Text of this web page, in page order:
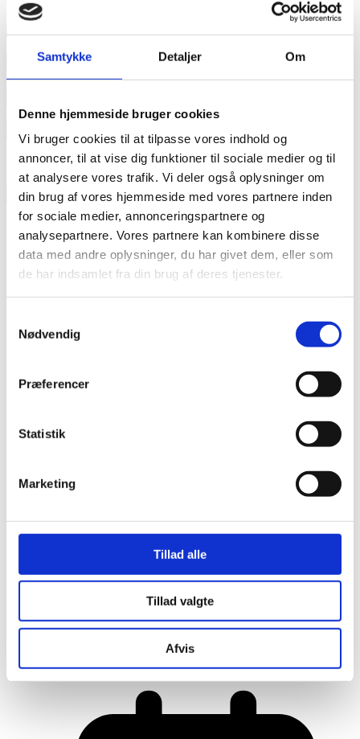
Samtykke Detaljer Om
Denne hjemmeside bruger cookies
Vi bruger cookies til at tilpasse vores indhold og
annoncer, til at vise dig funktioner til sociale medier og til
at analysere vores trafik. Vi deler også oplysninger om
din brug af vores hjemmeside med vores partnere inden
for sociale medier, annonceringspartnere og
analysepartnere. Vores partnere kan kombinere disse
data med andre oplysninger, du har givet dem, eller som
de har indsamlet fra din brug af deres tjenester.
Nødvendig
Præferencer
Statistik
Marketing
Tillad alle
Tillad valgte
Afvis
annonce
Like us
RAINBOW BUSINESS DENMARK
Her er alle vinderne fra årets Danish